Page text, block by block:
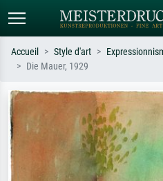
Recherchez par artiste, titre ou style –
ex. Monet, Nuit étoilée,
impressionnisme, vague de Hokusai,
nu.
Accueil Style d'art
Die Mauer, 1929